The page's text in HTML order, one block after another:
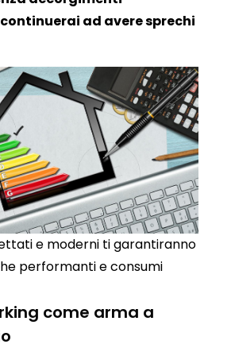
ad avere sprechi
e moderni ti garantiranno
performanti e consumi
come arma a